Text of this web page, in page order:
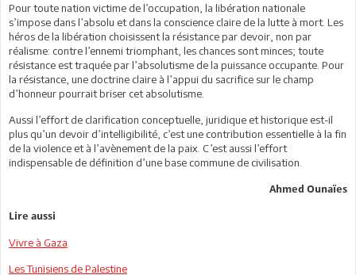
Pour toute nation victime de l’occupation, la libération nationale
s’impose dans l’absolu et dans la conscience claire de la lutte à mort. Les
héros de la libération choisissent la résistance par devoir, non par
réalisme: contre l’ennemi triomphant, les chances sont minces; toute
résistance est traquée par l’absolutisme de la puissance occupante. Pour
la résistance, une doctrine claire à l’appui du sacrifice sur le champ
d’honneur pourrait briser cet absolutisme.
Aussi l’effort de clarification conceptuelle, juridique et historique est-il
plus qu’un devoir d’intelligibilité, c’est une contribution essentielle à la fin
de la violence et à l’avènement de la paix. C’est aussi l’effort
indispensable de définition d’une base commune de civilisation.
Ahmed Ounaïes
Lire aussi
Vivre à Gaza
Les Tunisiens de Palestine